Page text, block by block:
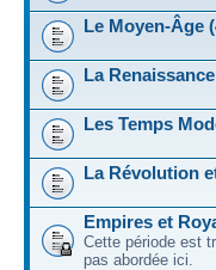
Le Moyen-Âge
La
Les Temps
La Révolution
Empires et
Cette période est
pas abordée ici.